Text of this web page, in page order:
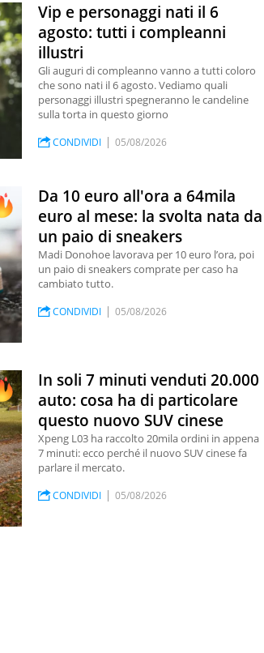
Vip e personaggi nati il 6
agosto: tutti i compleanni
illustri
Gli auguri di compleanno vanno a tutti coloro
che sono nati il 6 agosto. Vediamo quali
personaggi illustri spegneranno le candeline
sulla torta in questo giorno
CONDIVIDI 05/08/2026
Da 10 euro all'ora a 64mila
euro al mese: la svolta nata da
un paio di sneakers
Madi Donohoe lavorava per 10 euro l’ora, poi
un paio di sneakers comprate per caso ha
cambiato tutto.
CONDIVIDI 05/08/2026
In soli 7 minuti venduti 20.000
auto: cosa ha di particolare
questo nuovo SUV cinese
Xpeng L03 ha raccolto 20mila ordini in appena
7 minuti: ecco perché il nuovo SUV cinese fa
parlare il mercato.
CONDIVIDI 05/08/2026